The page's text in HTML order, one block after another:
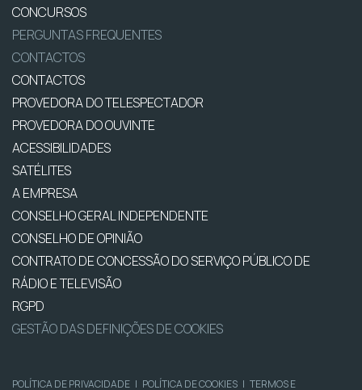
CONCURSOS
PERGUNTAS FREQUENTES
CONTACTOS
CONTACTOS
PROVEDORA DO TELESPECTADOR
PROVEDORA DO OUVINTE
ACESSIBILIDADES
SATÉLITES
A EMPRESA
CONSELHO GERAL INDEPENDENTE
CONSELHO DE OPINIÃO
CONTRATO DE CONCESSÃO DO SERVIÇO PÚBLICO DE
RÁDIO E TELEVISÃO
RGPD
GESTÃO DAS DEFINIÇÕES DE COOKIES
POLÍTICA DE PRIVACIDADE | POLÍTICA DE COOKIES | TERMOS E